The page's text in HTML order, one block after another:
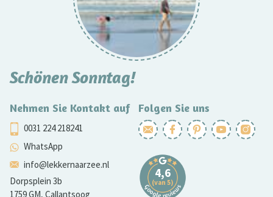
Schönen Sonntag!
Nehmen Sie Kontakt auf
0031 224 218241
WhatsApp
info@lekkernaarzee.nl
Dorpsplein 3b
1759 GM, Callantsoog
Folgen Sie uns